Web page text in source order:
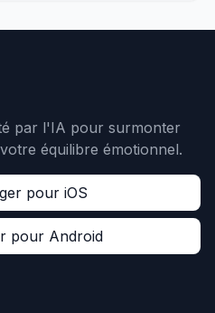
par l'IA pour surmonter
équilibre émotionnel.
pour iOS
pour Android